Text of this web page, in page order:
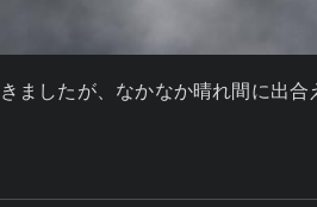
したが、なかなか晴れ間に出